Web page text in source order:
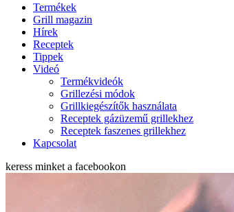
Termékek
Grill magazin
Hírek
Receptek
Tippek
Videó
Termékvideók
Grillezési módok
Grillkiegészítők használata
Receptek gázüzemű grillekhez
Receptek faszenes grillekhez
Kapcsolat
keress minket a facebookon